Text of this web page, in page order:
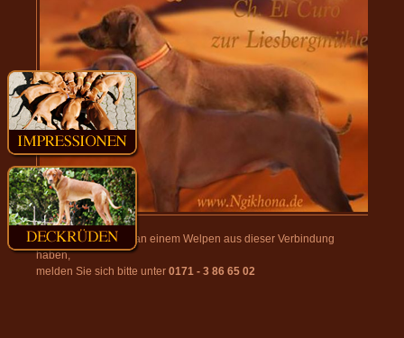
Wenn Sie Interesse an einem Welpen aus dieser Verbindung
haben,
melden Sie sich bitte unter 0171 - 3 86 65 02